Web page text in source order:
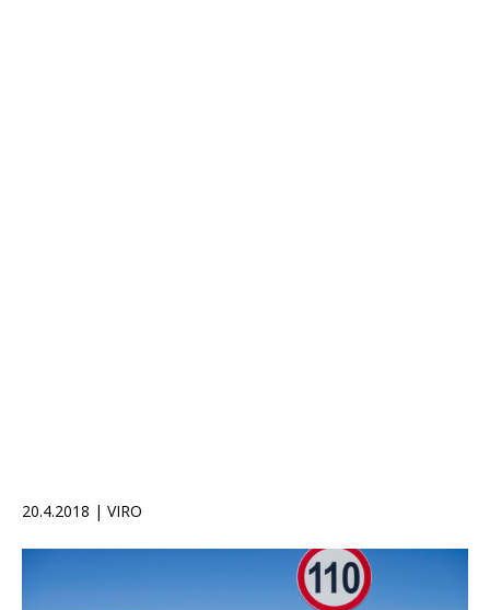
20.4.2018 | VIRO